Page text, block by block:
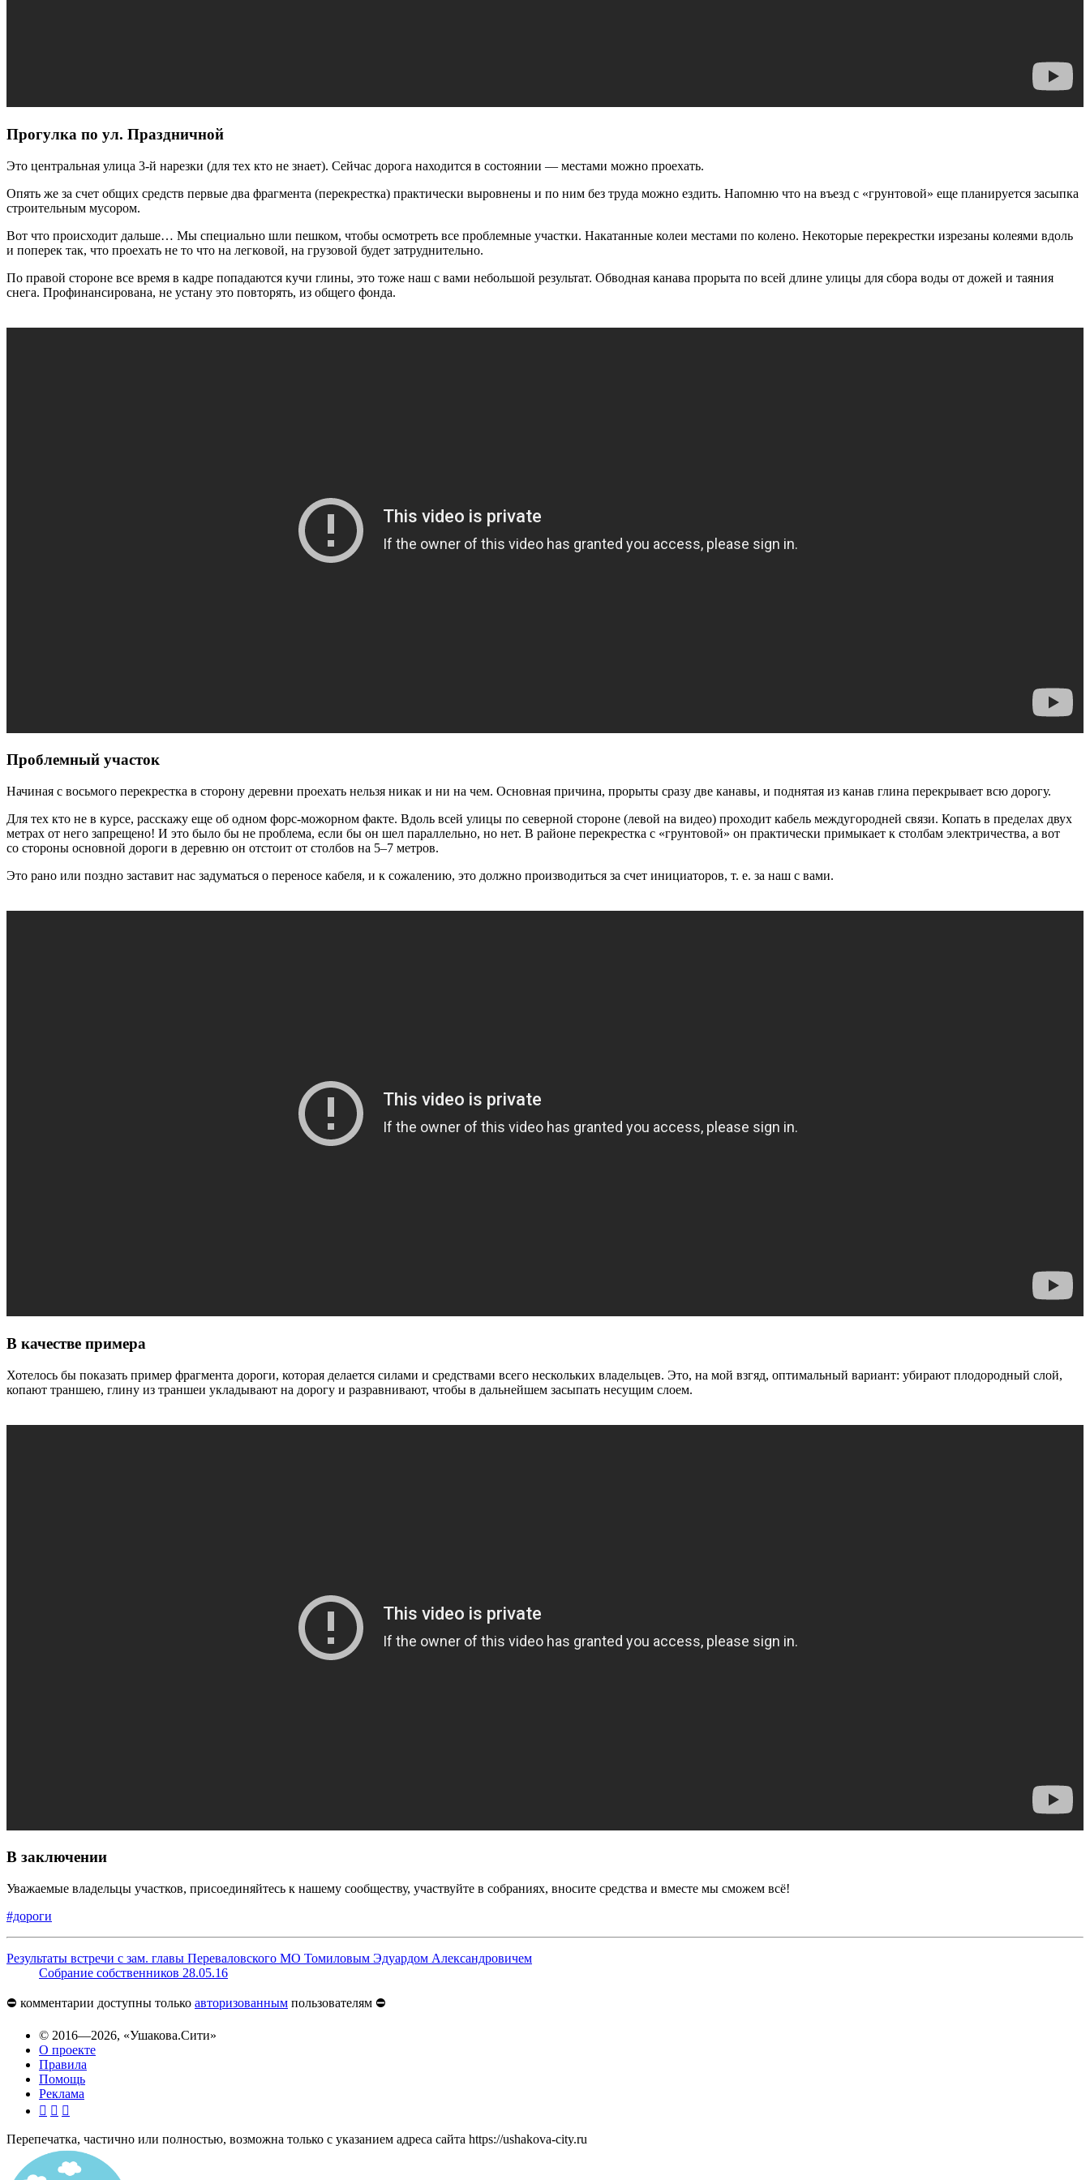
Прогулка по ул. Праздничной
Это центральная улица 3-й нарезки (для тех кто не знает). Сейчас дорога находится в состоянии — местами можно проехать.
Опять же за счет общих средств первые два фрагмента (перекрестка) практически выровнены и по ним без труда можно ездить. Напомню что на въезд с «грунтовой» еще планируется засыпка
строительным мусором.
Вот что происходит дальше… Мы специально шли пешком, чтобы осмотреть все проблемные участки. Накатанные колеи местами по колено. Некоторые перекрестки изрезаны колеями вдоль
и поперек так, что проехать не то что на легковой, на грузовой будет затруднительно.
По правой стороне все время в кадре попадаются кучи глины, это тоже наш с вами небольшой результат. Обводная канава прорыта по всей длине улицы для сбора воды от дожей и таяния
снега. Профинансирована, не устану это повторять, из общего фонда.
Проблемный участок
Начиная с восьмого перекрестка в сторону деревни проехать нельзя никак и ни на чем. Основная причина, прорыты сразу две канавы, и поднятая из канав глина перекрывает всю дорогу.
Для тех кто не в курсе, расскажу еще об одном форс-можорном факте. Вдоль всей улицы по северной стороне (левой на видео) проходит кабель междугородней связи. Копать в пределах двух
метрах от него запрещено! И это было бы не проблема, если бы он шел параллельно, но нет. В районе перекрестка с «грунтовой» он практически примыкает к столбам электричества, а вот
со стороны основной дороги в деревню он отстоит от столбов на 5–7 метров.
Это рано или поздно заставит нас задуматься о переносе кабеля, и к сожалению, это должно производиться за счет инициаторов, т. е. за наш с вами.
В качестве примера
Хотелось бы показать пример фрагмента дороги, которая делается силами и средствами всего нескольких владельцев. Это, на мой взгяд, оптимальный вариант: убирают плодородный слой,
копают траншею, глину из траншеи укладывают на дорогу и разравнивают, чтобы в дальнейшем засыпать несущим слоем.
В заключении
Уважаемые владельцы участков, присоединяйтесь к нашему сообществу, участвуйте в собраниях, вносите средства и вместе мы сможем всё!
#дороги
Результаты встречи с зам. главы Переваловского МО Томиловым Эдуардом Александровичем
Собрание собственников 28.05.16
⛔️ комментарии доступны только авторизованным пользователям ⛔️
© 2016—2026, «Ушакова.Сити»
О проекте
Правила
Помощь
Реклама
  
Перепечатка, частично или полностью, возможна только с указанием адреса сайта https://ushakova-city.ru